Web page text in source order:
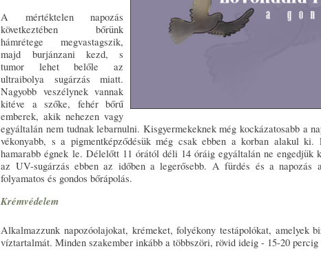
A mértéktelen napozás
következtében bőrünk
hámrétege megvastagszik,
majd burjánzani kezd, s
tumor lehet belőle az
ultraibolya sugárzás miatt.
Nagyobb veszélynek vannak
kitéve a szőke, fehér bőrű
emberek, akik nehezen vagy
egyáltalán nem tudnak lebarnulni. Kisgyermekeknek még kockázatosabb a
vékonyabb, s a pigmentképződésük még csak ebben a korban alakul ki.
hamarabb égnek le. Délelőtt 11 órától déli 14 óráig egyáltalán ne engedjük
az UV-sugárzás ebben az időben a legerősebb. A fürdés és a napozás
folyamatos és gondos bőrápolás.
Krémvédelem
Alkalmazzunk napozóolajokat, krémeket, folyékony testápolókat, amelyek
víztartalmát. Minden szakember inkább a többszöri, rövid ideig - 15-20